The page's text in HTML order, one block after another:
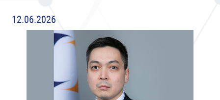
12.06.2026